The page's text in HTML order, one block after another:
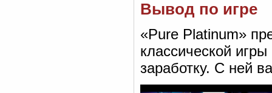
Вывод по игре
«Pure Platinum»
классической
заработку. С ней